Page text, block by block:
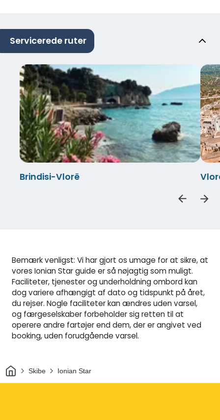
Servicerede ruter
Brindisi-Vlorë
Bemærk venligst: Vi har gjort os umage for at sikre, at
vores Ionian Star guide er så nøjagtig som muligt.
Faciliteter, tjenester og underholdning ombord kan
dog variere afhængigt af dato og tidspunkt på året,
du rejser. Nogle faciliteter kan ændres uden varsel,
og færgeselskaber forbeholder sig retten til at
operere andre fartøjer end dem, der er angivet ved
booking, uden forudgående varsel.
HjemSkibe Ionian Star